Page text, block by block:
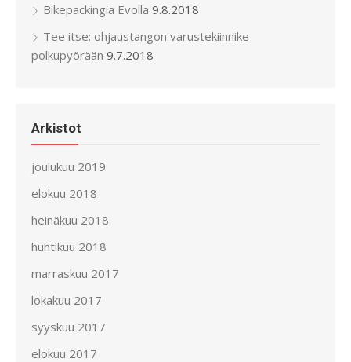
Bikepackingia Evolla 9.8.2018
Tee itse: ohjaustangon varustekiinnike
polkupyörään 9.7.2018
Arkistot
joulukuu 2019
elokuu 2018
heinäkuu 2018
huhtikuu 2018
marraskuu 2017
lokakuu 2017
syyskuu 2017
elokuu 2017